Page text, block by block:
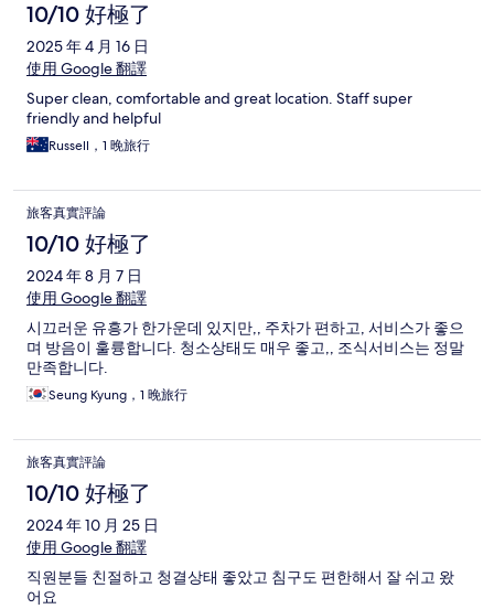
10/10 好極了
2025 年 4 月 16 日
使用 Google 翻譯
Super clean, comfortable and great location. Staff super
friendly and helpful
Russell，1 晚旅行
旅客真實評論
10/10 好極了
2024 年 8 月 7 日
使用 Google 翻譯
시끄러운 유흥가 한가운데 있지만,, 주차가 편하고, 서비스가 좋으
며 방음이 훌륭합니다. 청소상태도 매우 좋고,, 조식서비스는 정말
만족합니다.
Seung Kyung，1 晚旅行
旅客真實評論
10/10 好極了
2024 年 10 月 25 日
使用 Google 翻譯
직원분들 친절하고 청결상태 좋았고 침구도 편한해서 잘 쉬고 왔
어요